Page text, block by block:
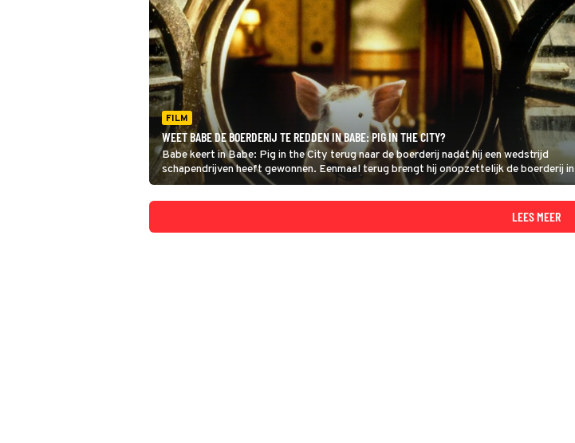
FILM
WEET BABE DE BOERDERIJ TE REDDEN IN BABE: PIG IN THE CITY?
Babe keert in Babe: Pig in the City terug naar de boerderij nadat hij een wedstrijd
schapendrijven heeft gewonnen. Eenmaal terug brengt hij onopzettelijk de boerderij in
gevaar.
LEES MEER